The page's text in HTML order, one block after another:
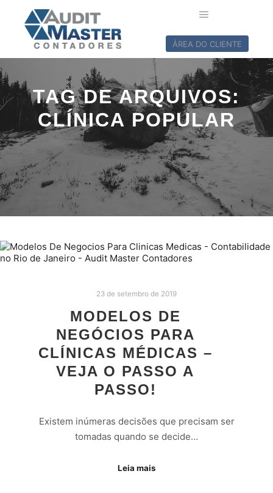
ÁREA DO CLIENTE
TAG DE ARQUIVOS:
CLÍNICA POPULAR
23 de setembro de 2019
MODELOS DE
NEGÓCIOS PARA
CLÍNICAS MÉDICAS –
VEJA O PASSO A
PASSO!
Existem inúmeras decisões que precisam ser
tomadas quando se decide…
Leia mais